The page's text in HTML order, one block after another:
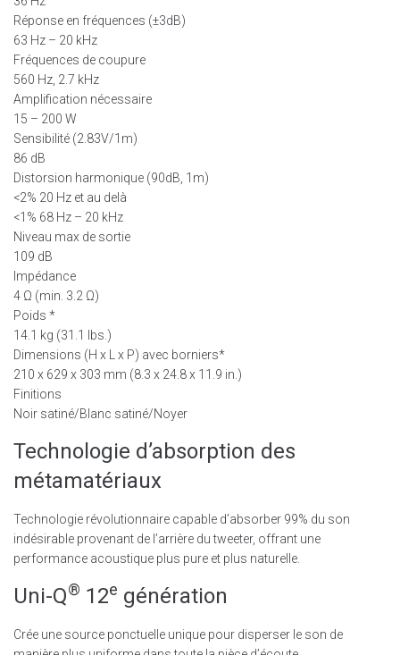
Réponse en fréquences (±3dB)
63 Hz – 20 kHz
Fréquences de coupure
560 Hz, 2.7 kHz
Amplification nécessaire
15 – 200 W
Sensibilité (2.83V/1m)
86 dB
Distorsion harmonique (90dB, 1m)
<2% 20 Hz et au delà
<1% 68 Hz – 20 kHz
Niveau max de sortie
109 dB
Impédance
4 Ω (min. 3.2 Ω)
Poids *
14.1 kg (31.1 lbs.)
Dimensions (H x L x P) avec borniers*
210 x 629 x 303 mm (8.3 x 24.8 x 11.9 in.)
Finitions
Noir satiné/Blanc satiné/Noyer
Technologie d’absorption des
métamatériaux
Technologie révolutionnaire capable d’absorber 99% du son
indésirable provenant de l’arrière du tweeter, offrant une
performance acoustique plus pure et plus naturelle.
Uni-Q® 12e génération
Crée une source ponctuelle unique pour disperser le son de